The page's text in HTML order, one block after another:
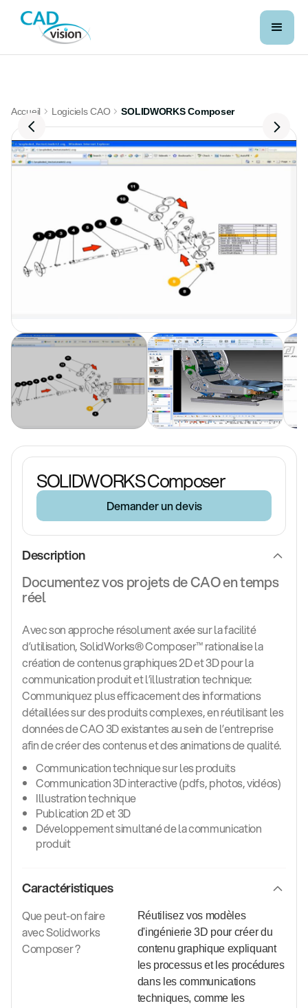
Accueil Logiciels CAO SOLIDWORKS Composer
SOLIDWORKS Composer
Demander un devis
Description
Documentez vos projets de CAO en temps
réel
Avec son approche résolument axée sur la facilité
d’utilisation, SolidWorks® Composer™ rationalise la
création de contenus graphiques 2D et 3D pour la
communication produit et l’illustration technique:
Communiquez plus efficacement des informations
détaillées sur des produits complexes, en réutilisant les
données de CAO 3D existantes au sein de l’entreprise
afin de créer des contenus et des animations de qualité.
Communication technique sur les produits
Communication 3D interactive (pdfs, photos, vidéos)
Illustration technique
Publication 2D et 3D
Développement simultané de la communication
produit
Caractéristiques
Que peut-on faire
avec Solidworks
Composer ?
Réutilisez vos modèles
d'ingénierie 3D pour créer du
contenu graphique expliquant
les processus et les procédures
dans les communications
techniques, comme les